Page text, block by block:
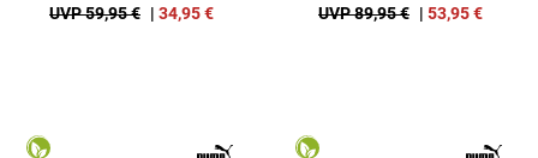
UVP 59,95 € | 34,95€ UVP 89,95 € | 53,95€